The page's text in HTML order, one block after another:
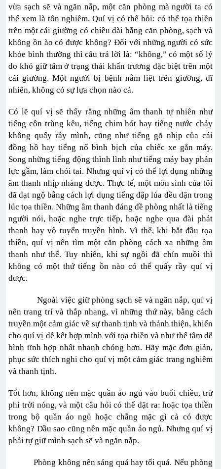
vừa sạch sẽ và ngăn nắp, một căn phòng mà người ta có
thể xem là tôn nghiêm. Quí vị có thể hỏi: có thể tọa thiền
trên một cái giường có chiều dài bằng căn phòng, sạch và
không ồn ào có được không? Đối với những người có sức
khỏe bình thường thì câu trả lời là: “không,” có một số lý
do khó giữ tâm ở trạng thái khẩn trương đặc biệt trên một
cái giường. Một người bị bệnh nằm liệt trên giường, dĩ
nhiên, không có sự lựa chọn nào cả.
Có lẽ quí vị sẽ thấy rằng những âm thanh tự nhiên như
tiếng côn trùng kêu, tiếng chim hót hay tiếng nước chảy
không quấy rầy mình, cũng như tiếng gõ nhịp của cái
đồng hồ hay tiếng nổ bình bịch của chiếc xe gắn máy.
Song những tiếng động thình lình như tiếng máy bay phản
lực gầm, làm chói tai. Nhưng quí vị có thể lợi dụng những
âm thanh nhịp nhàng được. Thực tế, một môn sinh của tôi
đã đạt ngộ bằng cách lợi dụng tiếng đập lúa đều đặn trong
lúc tọa thiền. Những âm thanh đáng đề phòng nhất là tiếng
người nói, hoặc nghe trực tiếp, hoặc nghe qua đài phát
thanh hay vô tuyến truyền hình. Vì thế, khi bắt đầu tọa
thiền, quí vị nên tìm một căn phòng cách xa những âm
thanh như thế. Tuy nhiên, khi sự ngồi đã chín muồi thì
không có một thứ tiếng ồn nào có thể quấy rầy quí vị
được.
Ngoài việc giữ phòng sạch sẽ và ngăn nắp, quí vị
nên trang trí và thắp nhang, vì những thứ này, bằng cách
truyền một cảm giác về sự thanh tịnh và thánh thiện, khiến
cho quí vị dễ kết hợp mình với tọa thiền và như thế tâm dễ
bình tĩnh hợp nhất nhanh chóng hơn. Hãy mặc đơn giản,
phục sức thích nghi cho quí vị một cảm giác trang nghiêm
và thanh tịnh.
Tốt hơn, không nên mặc quần áo ngủ vào buổi chiều, trừ
phi trời nóng, và một câu hỏi có thể đặt ra: hoặc tọa thiền
trong bộ quần áo ngủ hoặc chẳng mặc gì cả có được
không? Dầu sao cũng nên mặc quần áo ngủ. Nhưng quí vị
phải tự giữ mình sạch sẽ và ngăn nắp.
Phòng không nên sáng quá hay tối quá. Nếu phòng